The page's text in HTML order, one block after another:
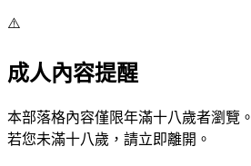
⚠️
成人內容提醒
本部落格內容僅限年滿十八歲者瀏覽。
若您未滿十八歲，請立即離開。